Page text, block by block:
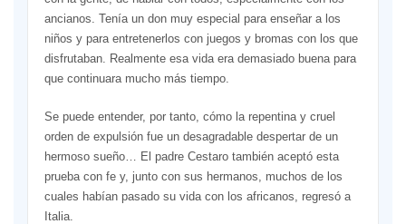
ancianos. Tenía un don muy especial para enseñar a los
niños y para entretenerlos con juegos y bromas con los que
disfrutaban. Realmente esa vida era demasiado buena para
que continuara mucho más tiempo.
Se puede entender, por tanto, cómo la repentina y cruel
orden de expulsión fue un desagradable despertar de un
hermoso sueño… El padre Cestaro también aceptó esta
prueba con fe y, junto con sus hermanos, muchos de los
cuales habían pasado su vida con los africanos, regresó a
Italia.